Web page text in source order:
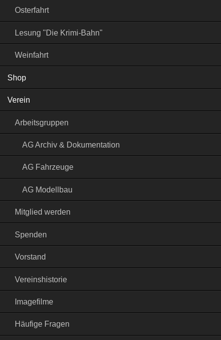
Osterfahrt
Lesung "Die Krimi-Bahn"
Weinfahrt
Shop
Verein
Arbeitsgruppen
AG Archiv & Dokumentation
AG Fahrzeuge
AG Modellbau
Mitglied werden
Spenden
Vorstand
Vereinshistorie
Imagefilme
Häufige Fragen